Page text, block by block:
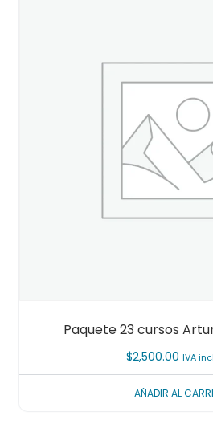
Paquete 23 cursos
$2,500.00 IVA
AÑADIR AL